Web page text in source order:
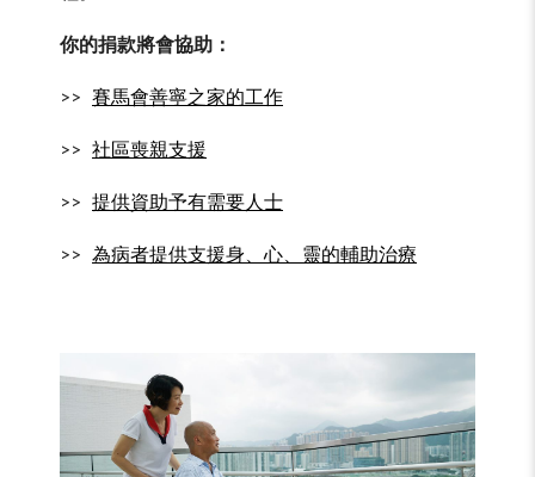
你的捐款將會協助：
>> 賽馬會善寧之家的工作
>> 社區喪親支援
>> 提供資助予有需要人士
>> 為病者提供支援身、心、靈的輔助治療